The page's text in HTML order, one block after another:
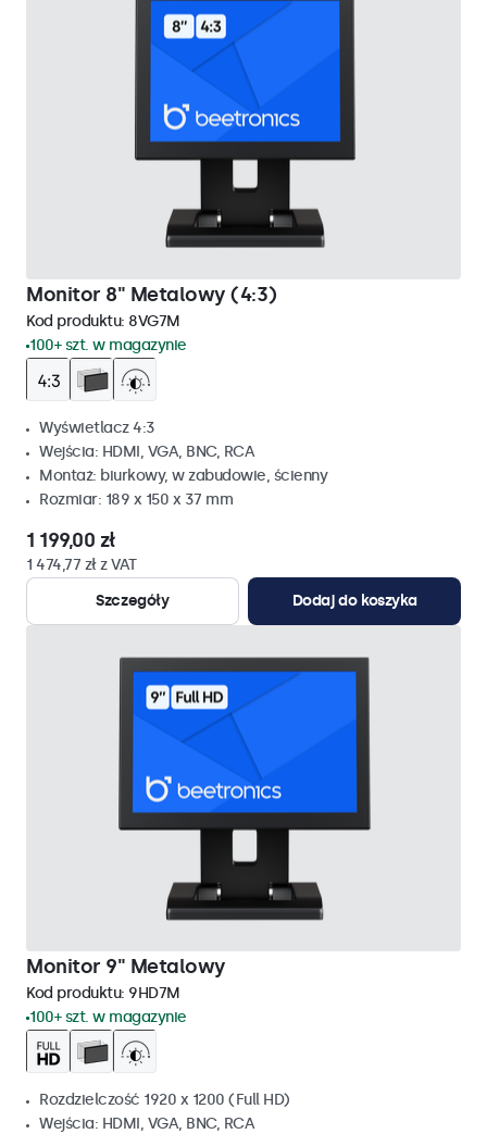
Monitor 8" Metalowy (4:3)
Kod produktu: 8VG7M
100+ szt. w magazynie
Wyświetlacz 4:3
Wejścia: HDMI, VGA, BNC, RCA
Montaż: biurkowy, w zabudowie, ścienny
Rozmiar: 189 x 150 x 37 mm
1 199,00 zł
1 474,77 zł z VAT
Szczegóły
Dodaj do koszyka
Monitor 9" Metalowy
Kod produktu: 9HD7M
100+ szt. w magazynie
Rozdzielczość 1920 x 1200 (Full HD)
Wejścia: HDMI, VGA, BNC, RCA